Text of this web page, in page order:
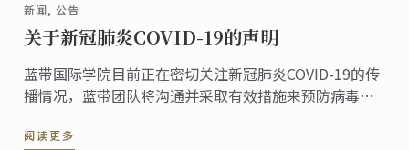
新闻, 公告
关于新冠肺炎COVID-19的声明
蓝带国际学院目前正在密切关注新冠肺炎COVID-19的传
播情况，蓝带团队将沟通并采取有效措施来预防病毒的
阅读更多